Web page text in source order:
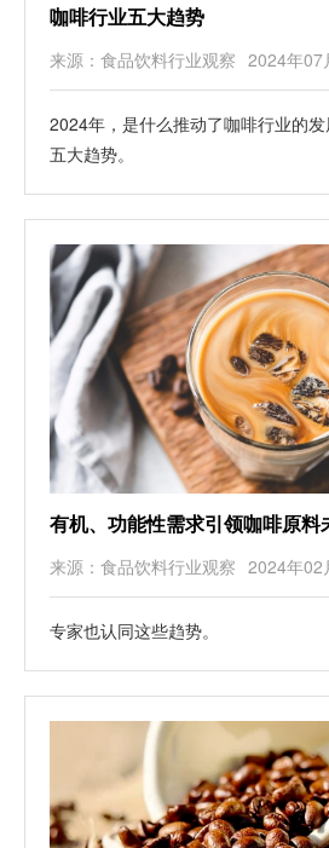
咖啡行业五大趋势
来源：食品饮料行业观察 2024年07
2024年，是什么推动了咖啡行业的
五大趋势。
有机、功能性需求引领咖啡原料
来源：食品饮料行业观察 2024年02
专家也认同这些趋势。